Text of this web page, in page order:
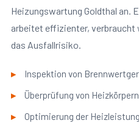
Heizungswartung Goldthal an.
arbeitet effizienter, verbraucht
das Ausfallrisiko.
Inspektion von
Überprüfung von
Optimierung der Heizleistung